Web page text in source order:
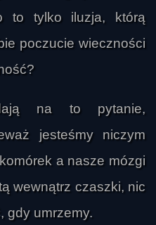
to tylko iluzja, którą
poczucie wieczności
na to pytanie,
jesteśmy niczym
a nasze mózgi
wewnątrz czaszki, nic
gdy umrzemy.